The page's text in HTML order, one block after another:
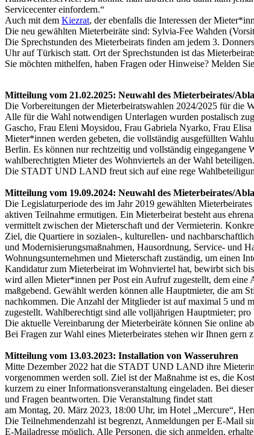
Servicecenter einfordern.“
Auch mit dem Kiezrat, der ebenfalls die Interessen der
Die neu gewählten Mieterbeiräte sind: Sylvia-Fee Wahden
Die Sprechstunden des Mieterbeirats finden am jedem 3.
Uhr auf Türkisch statt. Ort der Sprechstunden ist das
Sie möchten mithelfen, haben Fragen oder Hinweise? Melden
Mitteilung vom 21.02.2025: Neuwahl des Mieterbeirates/
Die Vorbereitungen der Mieterbeiratswahlen 2024/2025 für
Alle für die Wahl notwendigen Unterlagen wurden postalisch
Gascho, Frau Eleni Moysidou, Frau Gabriela Nyarko, Frau
Mieter*innen werden gebeten, die vollständig ausgefüllten
Berlin. Es können nur rechtzeitig und vollständig eingegangene
wahlberechtigten Mieter des Wohnviertels an der Wahl
Die STADT UND LAND freut sich auf eine rege
Mitteilung vom 19.09.2024: Neuwahl des Mieterbeirates/
Die Legislaturperiode des im Jahr 2019 gewählten
aktiven Teilnahme ermutigen. Ein Mieterbeirat besteht aus
vermittelt zwischen der Mieterschaft und der Vermieterin.
Ziel, die Quartiere in sozialen-, kulturellen- und
und Modernisierungsmaßnahmen, Hausordnung, Service- und
Wohnungsunternehmen und Mieterschaft zuständig, um einen
Kandidatur zum Mieterbeirat im Wohnviertel hat, bewirbt sich
wird allen Mieter*innen per Post ein Aufruf zugestellt, dem eine
maßgebend. Gewählt werden können alle Hauptmieter, die am
nachkommen. Die Anzahl der Mitglieder ist auf maximal 5 und
zugestellt. Wahlberechtigt sind alle volljährigen Hauptmieter;
Die aktuelle Vereinbarung der Mieterbeiräte können Sie online
Bei Fragen zur Wahl eines Mieterbeirates stehen wir Ihnen gern
Mitteilung vom 13.03.2023: Installation von Wasseruhren
Mitte Dezember 2022 hat die STADT UND LAND ihre
vorgenommen werden soll. Ziel ist der Maßnahme ist es, die
kurzem zu einer Informationsveranstaltung eingeladen. Bei
und Fragen beantworten. Die Veranstaltung findet statt
am Montag, 20. März 2023, 18:00 Uhr, im Hotel „Mercure“,
Die Teilnehmendenzahl ist begrenzt, Anmeldungen per E-Mail
E-Mailadresse möglich. Alle Personen, die sich anmelden,